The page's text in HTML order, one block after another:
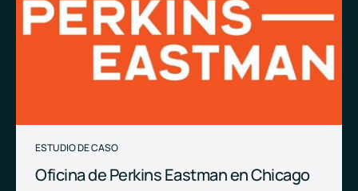
ESTUDIO DE CASO
Oficina de Perkins Eastman en Chicago